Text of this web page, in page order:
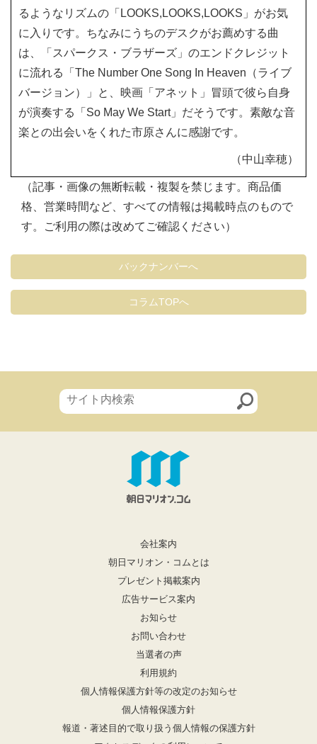
るようなリズムの「LOOKS,LOOKS,LOOKS」がお気
に入りです。ちなみにうちのデスクがお薦めする曲
は、「スパークス・ブラザーズ」のエンドクレジット
に流れる「The Number One Song In Heaven（ライブ
バージョン）」と、映画「アネット」冒頭で彼ら自身
が演奏する「So May We Start」だそうです。素敵な音
楽との出会いをくれた市原さんに感謝です。
（中山幸穂）
（記事・画像の無断転載・複製を禁じます。商品価
格、営業時間など、すべての情報は掲載時点のもので
す。ご利用の際は改めてご確認ください）
バックナンバーへ
コラムTOPへ
会社案内
朝日マリオン・コムとは
プレゼント掲載案内
広告サービス案内
お知らせ
お問い合わせ
当選者の声
利用規約
個人情報保護方針等の改定のお知らせ
個人情報保護方針
報道・著述目的で取り扱う個人情報の保護方針